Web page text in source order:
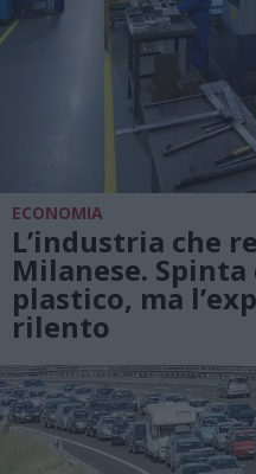
ECONOMIA
L’industria che
Milanese.
plastico, ma
rilento